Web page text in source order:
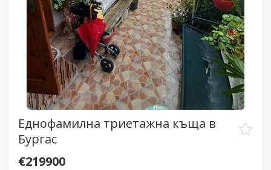
Еднофамилна триетажна къща в
Бургас
€219900